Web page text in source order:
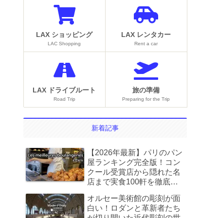
LAX ショッピング
LAC Shopping
LAX レンタカー
Rent a car
LAX ドライブルート
Road Trip
旅の準備
Preparing for the Trip
新着記事
【2026年最新】パリのパン
屋ランキング完全版！コン
クール受賞店から隠れた名
店まで実食100軒を徹底比
オルセー美術館の彫刻が面
白い！ロダンと革新者たち